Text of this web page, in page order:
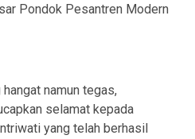
Pondok Pesantren Modern
hangat namun tegas,
selamat kepada
yang telah berhasil